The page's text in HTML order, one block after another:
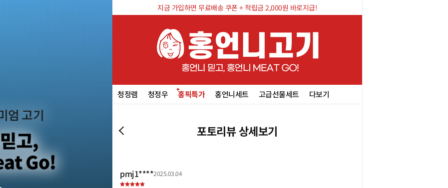
지금 가입하면 무료배송 쿠폰 + 적립금 2,000원 바로지급!
청정램 청정우 홍픽특가 홍언니세트 고급선물세트 다보기
포토리뷰 상세보기
pmj1****2025.03.04